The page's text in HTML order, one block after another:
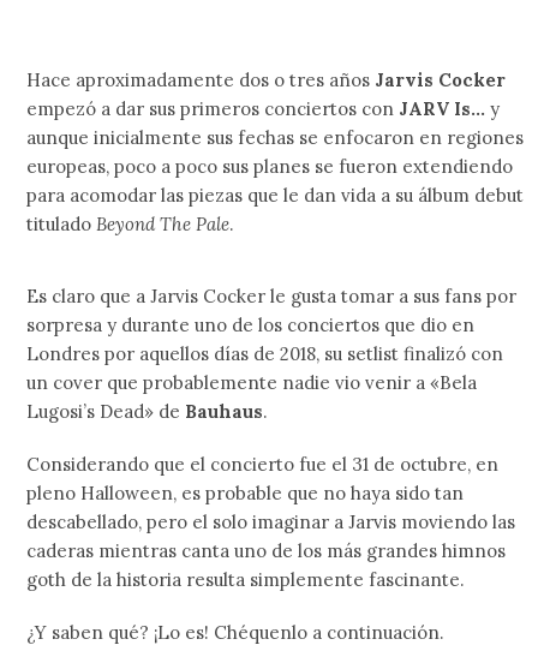
Hace aproximadamente dos o tres años Jarvis Cocker
empezó a dar sus primeros conciertos con JARV Is… y
aunque inicialmente sus fechas se enfocaron en regiones
europeas, poco a poco sus planes se fueron extendiendo
para acomodar las piezas que le dan vida a su álbum debut
titulado Beyond The Pale.
Es claro que a Jarvis Cocker le gusta tomar a sus fans por
sorpresa y durante uno de los conciertos que dio en
Londres por aquellos días de 2018, su setlist finalizó con
un cover que probablemente nadie vio venir a «Bela
Lugosi’s Dead» de Bauhaus.
Considerando que el concierto fue el 31 de octubre, en
pleno Halloween, es probable que no haya sido tan
descabellado, pero el solo imaginar a Jarvis moviendo las
caderas mientras canta uno de los más grandes himnos
goth de la historia resulta simplemente fascinante.
¿Y saben qué? ¡Lo es! Chéquenlo a continuación.